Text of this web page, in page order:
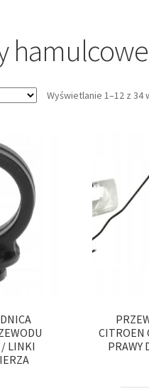
hamulcowe
Wyświetlanie 1–12 z 34
/ LINKI
CITROEN
PRAWY